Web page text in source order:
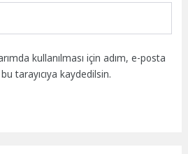
kullanılması için adım, e-posta
tarayıcıya kaydedilsin.